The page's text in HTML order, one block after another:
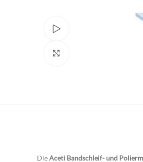
DieAceti Bandschleif- und